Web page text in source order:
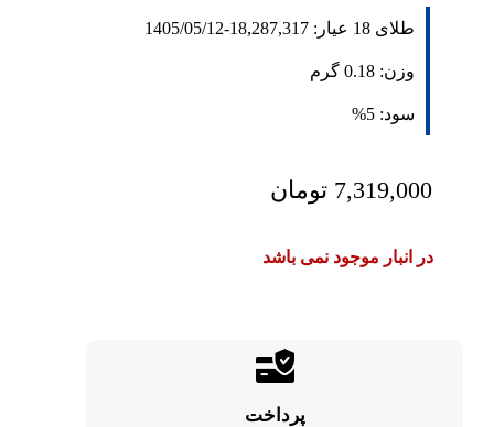
طلای 18 عیار: 18,287,317
-
1405/05/12
وزن: 0.18 گرم
سود: 5%
7,319,000 تومان
در انبار موجود نمی باشد
پرداخت